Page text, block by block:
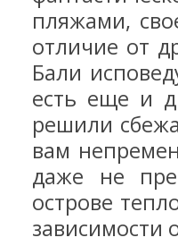
пляжами,
отличие от
Бали
есть еще и
решили
вам
даже не
острове
зависимости